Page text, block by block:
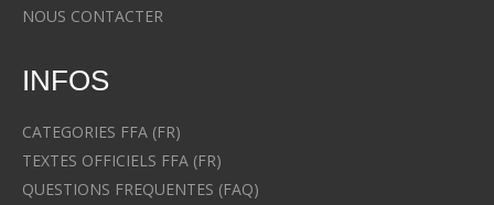
NOUS CONTACTER
INFOS
CATEGORIES FFA (FR)
TEXTES OFFICIELS FFA (FR)
QUESTIONS FREQUENTES (FAQ)